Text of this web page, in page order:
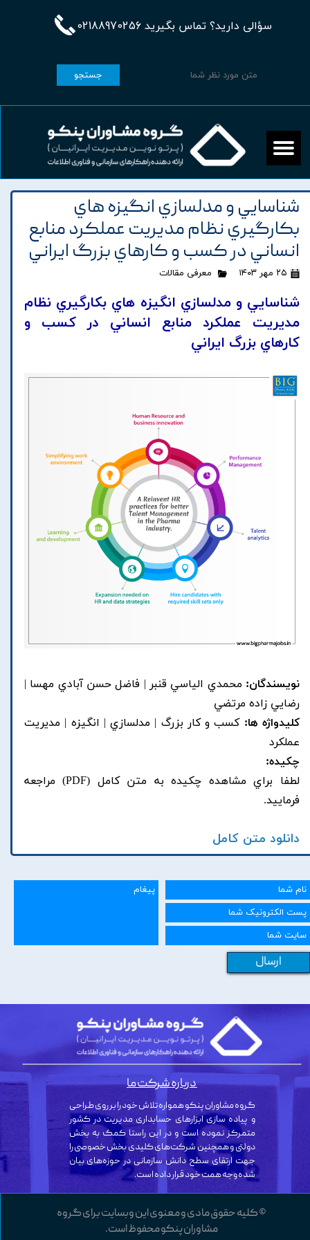
سؤالی دارید؟ تماس بگیرید 02188970256
جستجو
شناسايي و مدلسازي انگيزه هاي
بکارگيري نظام مديريت عملکرد منابع
انساني در کسب و کارهاي بزرگ ايراني
۲۵ مهر ۱۴۰۳ معرفی مقالات
شناسايي و مدلسازي انگيزه هاي بکارگيري نظام
مديريت عملکرد منابع انساني در کسب و
کارهاي بزرگ ايراني
نویسندگان: محمدي الياسي قنبر | فاضل حسن آبادي مهسا |
رضايي زاده مرتضي
کلیدواژه ها: کسب و کار بزرگ | مدلسازي | انگيزه | مديريت
عملکرد
چکیده:
لطفا براي مشاهده چکيده به متن کامل (PDF) مراجعه
فرماييد.
دانلود متن کامل
ارسال
© کلیه حقوق مادی و معنوی این وبسایت برای گروه
مشاوران پنکو محفوظ است.
گروه مشاوران پنکو همواره تلاش خود را بر روی طراحی
و پیاده سازی ابزارهای حسابداری مدیریت در کشور
متمرکز نموده است و در این راستا کمک به بخش
دولتی و همچنین شرکت‌های کلیدی بخش خصوصی را
جهت ارتقای سطح دانش سازمانی در حوزه‌های بیان
شده وجه همت خود قرار داده است.
درباره شرکت ما